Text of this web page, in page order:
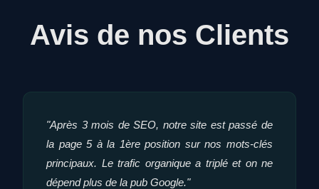
Avis de nos Clients
"Après 3 mois de SEO, notre site est passé de
la page 5 à la 1ère position sur nos mots-clés
principaux. Le trafic organique a triplé et on ne
dépend plus de la pub Google."